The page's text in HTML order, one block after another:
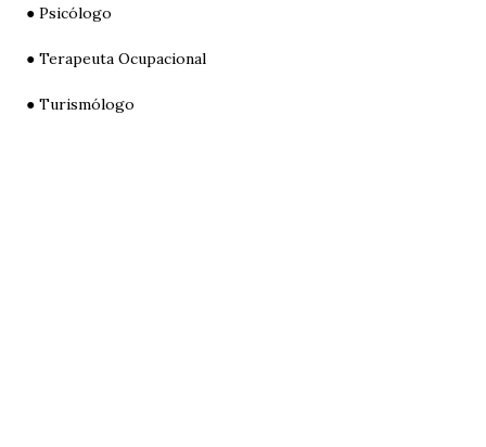
● Psicólogo
● Terapeuta Ocupacional
● Turismólogo